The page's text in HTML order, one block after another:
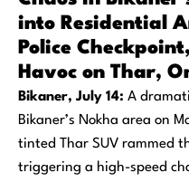
into Residential
Police
Havoc on Thar,
Bikaner, July 14: A
Bikaner’s Nokha area on
tinted Thar SUV rammed
triggering a high-speed